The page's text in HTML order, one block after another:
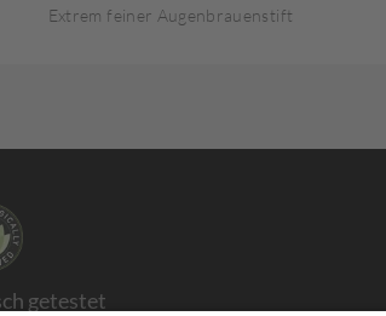
Extrem feiner Augenbrauenstift
getestet